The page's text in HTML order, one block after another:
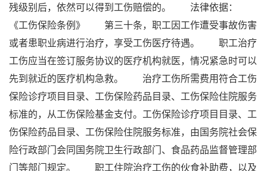
残级别后，依然可以得到工伤赔偿的。 法律依据：
《工伤保险条例》 第三十条，职工因工作遭受事故伤害
或者患职业病进行治疗，享受工伤医疗待遇。 职工治疗
工伤应当在签订服务协议的医疗机构就医，情况紧急时可以
先到就近的医疗机构急救。 治疗工伤所需费用符合工伤
保险诊疗项目目录、工伤保险药品目录、工伤保险住院服务
标准的，从工伤保险基金支付。工伤保险诊疗项目目录、工
伤保险药品目录、工伤保险住院服务标准，由国务院社会保
险行政部门会同国务院卫生行政部门、食品药品监督管理部
门等部门规定。 职工住院治疗工伤的伙食补助费，以及